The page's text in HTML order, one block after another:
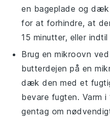
en bageplade og dæk
for at forhindre, at
15 minutter, eller
Brug enmikroovn
butterdejen på en
dæk den med et
bevare fugten. Varm
gentag om